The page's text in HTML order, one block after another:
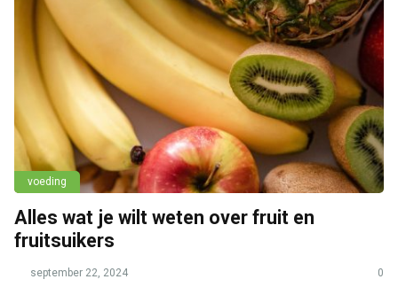
voeding
Alles wat je wilt weten over fruit en
fruitsuikers
september 22, 2024 0